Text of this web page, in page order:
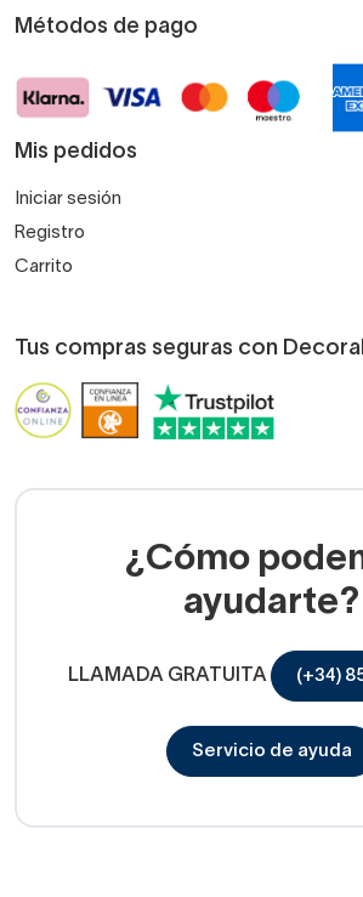
Métodos de pago
Mis pedidos
Iniciar sesión
Registro
Carrito
Tus compras seguras con
¿Cómo
ayudarte?
LLAMADA GRATUITA (+34)
Servicio de ayuda